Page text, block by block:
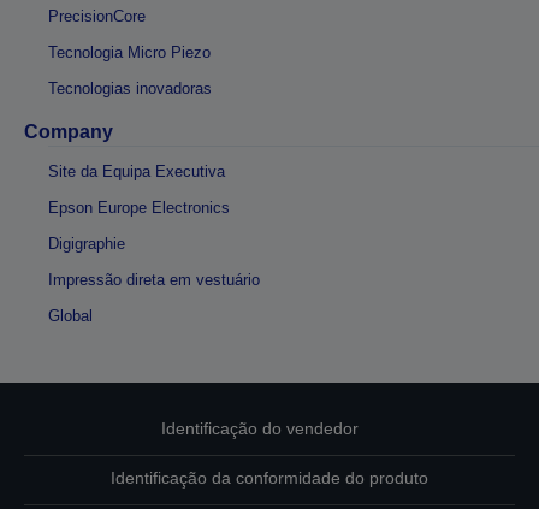
PrecisionCore
Tecnologia Micro Piezo
Tecnologias inovadoras
Company
Site da Equipa Executiva
Epson Europe Electronics
Digigraphie
Impressão direta em vestuário
Global
Identificação do vendedor
Identificação da conformidade do produto